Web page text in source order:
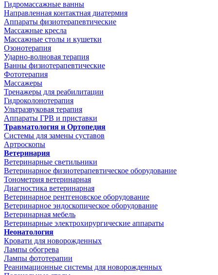
Гидромассажные ванны
Направленная контактная диатермия
Аппараты физиотерапевтические
Массажные кресла
Массажные столы и кушетки
Озонотерапия
Ударно-волновая терапия
Ванны физиотерапевтические
Фототерапия
Массажеры
Тренажеры для реабилитации
Гидроколонотерапия
Ультразвуковая терапия
Аппараты ГРВ и приставки
Травматология и Ортопедия
Системы для замены суставов
Артроскопы
Ветеринария
Ветеринарные светильники
Ветеринарное физиотерапевтическое оборудование
Тонометрия ветеринарная
Диагностика ветеринарная
Ветеринарное рентгеновское оборудование
Ветеринарное эндоскопическое оборудование
Ветеринарная мебель
Ветеринарные электрохирургические аппараты
Неонатология
Кровати для новорожденных
Лампы обогрева
Лампы фототерапии
Реанимационные системы для новорожденных